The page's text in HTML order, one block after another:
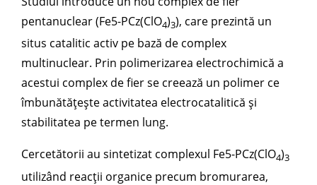
pentanuclear (Fe5-PCz(ClO4)3), care prezintă un
situs catalitic activ pe bază de complex
multinuclear. Prin polimerizarea electrochimică a
acestui complex de fier se creează un polimer ce
îmbunătățește activitatea electrocatalitică și
stabilitatea pe termen lung.
Cercetătorii au sintetizat complexul Fe5-PCz(ClO4)3
utilizând reacții organice precum bromurarea,